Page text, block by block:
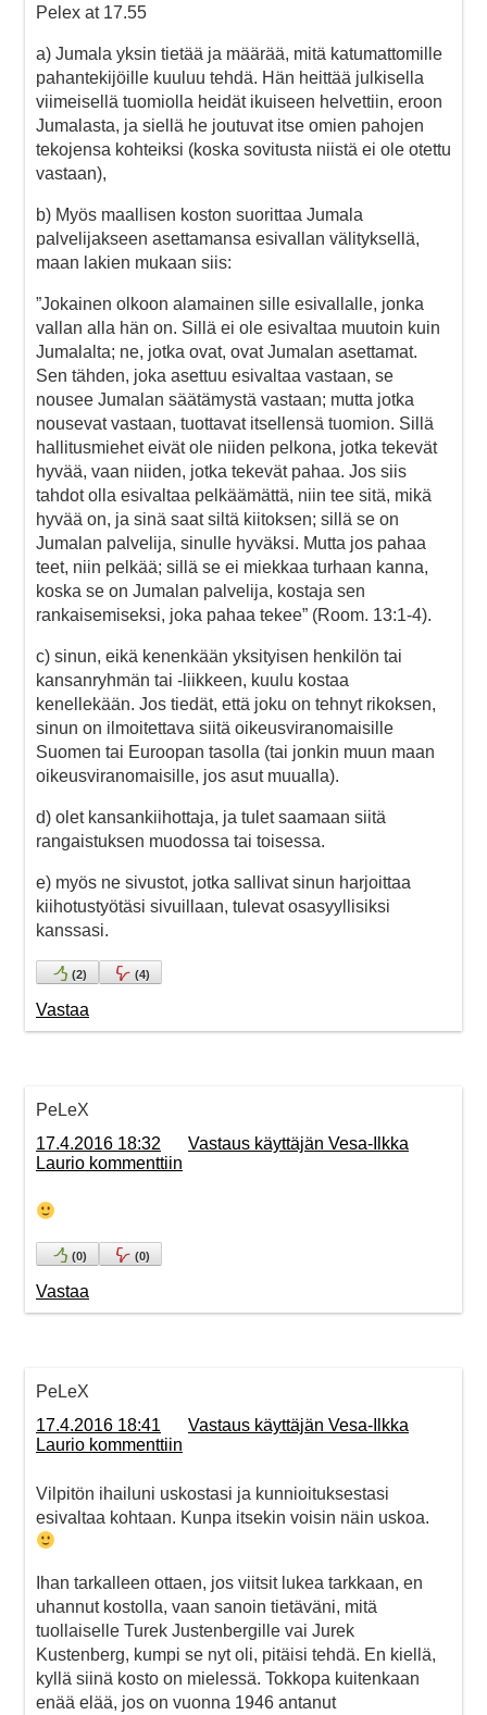
Pelex at 17.55
a) Jumala yksin tietää ja määrää, mitä katumattomille
pahantekijöille kuuluu tehdä. Hän heittää julkisella
viimeisellä tuomiolla heidät ikuiseen helvettiin, eroon
Jumalasta, ja siellä he joutuvat itse omien pahojen
tekojensa kohteiksi (koska sovitusta niistä ei ole otettu
vastaan),
b) Myös maallisen koston suorittaa Jumala
palvelijakseen asettamansa esivallan välityksellä,
maan lakien mukaan siis:
”Jokainen olkoon alamainen sille esivallalle, jonka
vallan alla hän on. Sillä ei ole esivaltaa muutoin kuin
Jumalalta; ne, jotka ovat, ovat Jumalan asettamat.
Sen tähden, joka asettuu esivaltaa vastaan, se
nousee Jumalan säätämystä vastaan; mutta jotka
nousevat vastaan, tuottavat itsellensä tuomion. Sillä
hallitusmiehet eivät ole niiden pelkona, jotka tekevät
hyvää, vaan niiden, jotka tekevät pahaa. Jos siis
tahdot olla esivaltaa pelkäämättä, niin tee sitä, mikä
hyvää on, ja sinä saat siltä kiitoksen; sillä se on
Jumalan palvelija, sinulle hyväksi. Mutta jos pahaa
teet, niin pelkää; sillä se ei miekkaa turhaan kanna,
koska se on Jumalan palvelija, kostaja sen
rankaisemiseksi, joka pahaa tekee” (Room. 13:1-4).
c) sinun, eikä kenenkään yksityisen henkilön tai
kansanryhmän tai -liikkeen, kuulu kostaa
kenellekään. Jos tiedät, että joku on tehnyt rikoksen,
sinun on ilmoitettava siitä oikeusviranomaisille
Suomen tai Euroopan tasolla (tai jonkin muun maan
oikeusviranomaisille, jos asut muualla).
d) olet kansankiihottaja, ja tulet saamaan siitä
rangaistuksen muodossa tai toisessa.
e) myös ne sivustot, jotka sallivat sinun harjoittaa
kiihotustyötäsi sivuillaan, tulevat osasyyllisiksi
kanssasi.
(2) (4)
Vastaa
PeLeX
17.4.2016 18:32
Vastaus käyttäjän Vesa-Ilkka
Laurio kommenttiin
(0) (0)
Vastaa
PeLeX
17.4.2016 18:41
Vastaus käyttäjän Vesa-Ilkka
Laurio kommenttiin
Vilpitön ihailuni uskostasi ja kunnioituksestasi
esivaltaa kohtaan. Kunpa itsekin voisin näin uskoa.
Ihan tarkalleen ottaen, jos viitsit lukea tarkkaan, en
uhannut kostolla, vaan sanoin tietäväni, mitä
tuollaiselle Turek Justenbergille vai Jurek
Kustenberg, kumpi se nyt oli, pitäisi tehdä. En kiellä,
kyllä siinä kosto on mielessä. Tokkopa kuitenkaan
enää elää, jos on vuonna 1946 antanut